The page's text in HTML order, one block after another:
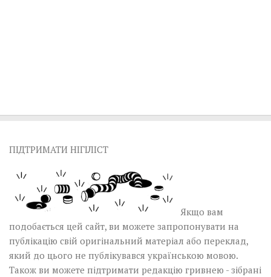
ПІДТРИМАТИ НІГІЛІСТ
Якщо вам
подобається цей сайт, ви можете запропонувати на
публікацію свій оригінальний матеріал або переклад,
який до цього не публікувався українською мовою.
Також ви можете підтримати редакцію гривнею - зібрані